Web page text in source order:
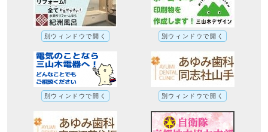
別ウィンドウで開く 別ウィンドウで開く
別ウィンドウで開く 別ウィンドウで開く